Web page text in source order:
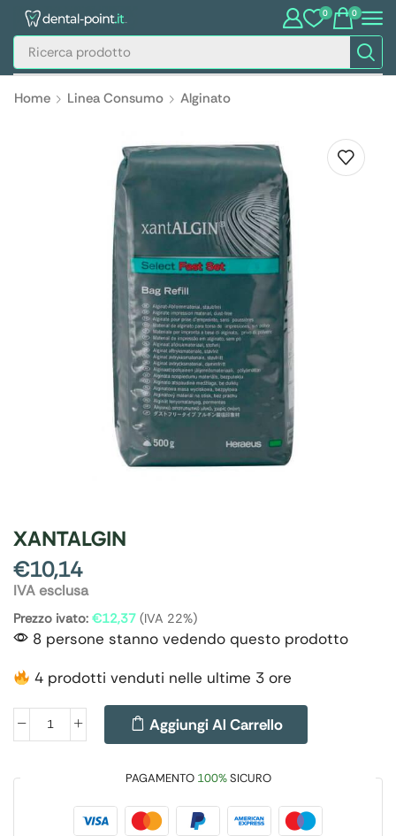
0 0
Home Linea Consumo Alginato
XANTALGIN
€10,14
IVA esclusa
Prezzo ivato: €12,37 (IVA 22%)
8 persone stanno vedendo questo prodotto
4 prodotti venduti nelle ultime 3 ore
Aggiungi Al Carrello
PAGAMENTO 100%SICURO